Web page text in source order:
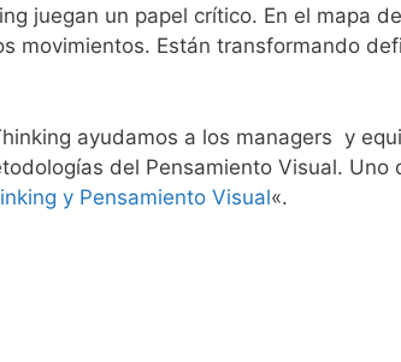
juegan un papel crítico. En el mapa
movimientos. Están transformando
ayudamos a los managers y
del Pensamiento Visual. Uno
y Pensamiento Visual«.